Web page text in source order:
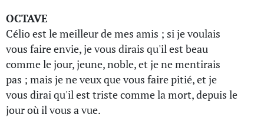
OCTAVE
Célio est le meilleur de mes amis ; si je voulais
vous faire envie, je vous dirais qu'il est beau
comme le jour, jeune, noble, et je ne mentirais
pas ; mais je ne veux que vous faire pitié, et je
vous dirai qu'il est triste comme la mort, depuis le
jour où il vous a vue.